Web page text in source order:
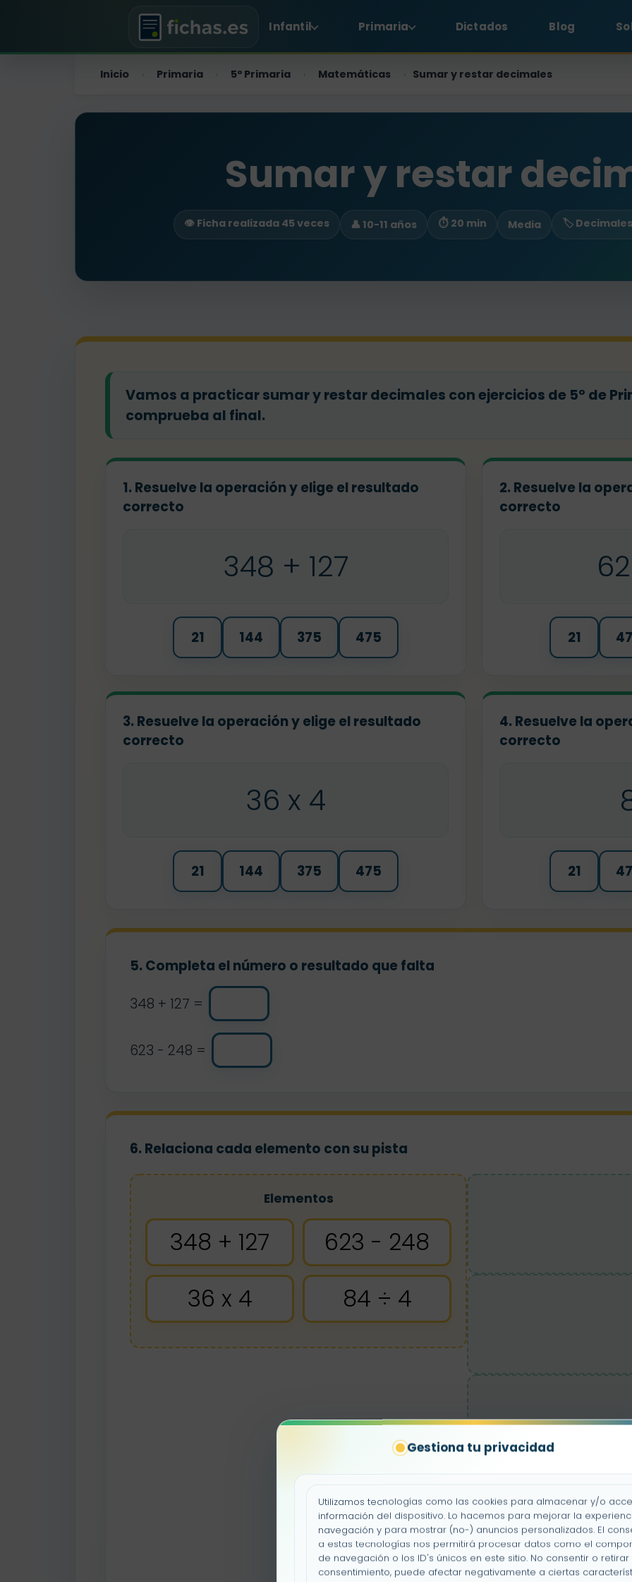
Gestiona tu privacidad
Utilizamos tecnologías como las cookies para almacenar y/o
información del dispositivo. Lo hacemos para mejorar la
navegación y para mostrar (no-) anuncios personalizados. El
a estas tecnologías nos permitirá procesar datos como el
de navegación o los ID's únicos en este sitio. No consentir o retirar
consentimiento, puede afectar negativamente a ciertas
Infantil Primaria Dictados Blog
Inicio › Primaria › 5º Primaria › Matemáticas › Sumar y restar decimales
Sumar y restar
👁️ Ficha realizada 45 veces 👤 10-11 años ⏱ 20 min Media 🏷️ Decimales
Vamos a practicar sumar y restar decimales con ejercicios de 5º de
comprueba al final.
1. Resuelve la operación y elige el resultado
correcto
348 + 127
21 144 375 475
2. Resuelve la
correcto
21
3. Resuelve la operación y elige el resultado
correcto
36 x 4
21 144 375 475
4. Resuelve la
correcto
21
5. Completa el número o resultado que falta
348 + 127 =
623 - 248 =
6. Relaciona cada elemento con su pista
Elementos
348 + 127
623 - 248
36 x 4
84 ÷ 4